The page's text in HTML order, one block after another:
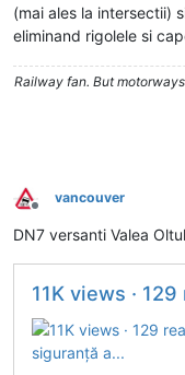
(mai ales la intersectii)
eliminand rigolele si
Railway fan. But
Deconectat
vancouver
DN7 versanti Valea
11K views · 129